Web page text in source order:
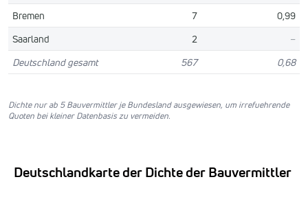
Bremen
7
0,99
Saarland
2
–
Deutschland gesamt
567 0,68
Dichte nur ab 5 Bauvermittler je Bundesland ausgewiesen, um irrefuehrende
Quoten bei kleiner Datenbasis zu vermeiden.
Deutschlandkarte der Dichte der Bauvermittler